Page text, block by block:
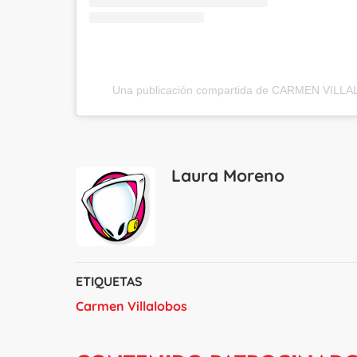
Una publicación compartida de CARMEN
Laura Moreno
ETIQUETAS
Carmen Villalobos